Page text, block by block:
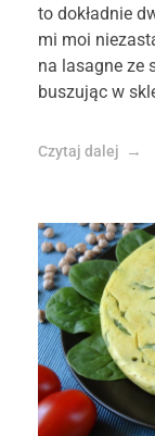
to dokładnie
mi moi
na lasagne ze
buszując w
Czytaj dalej